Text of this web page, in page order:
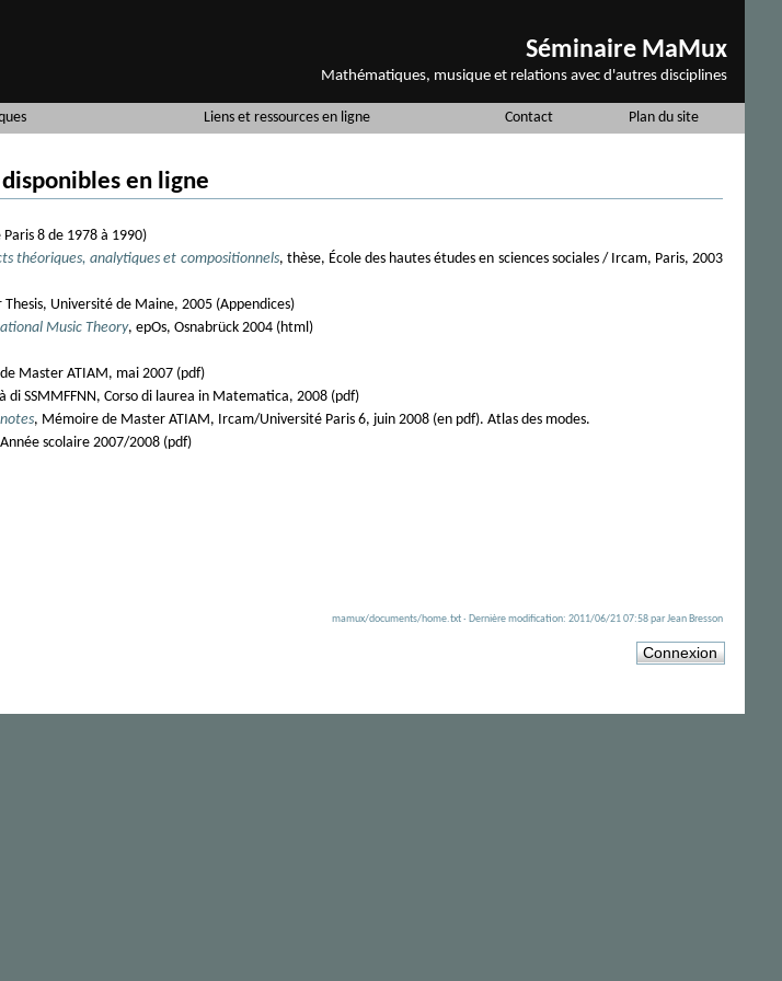
Séminaire MaMux
Mathématiques, musique et relations avec d'autres disciplines
Liens et ressources en ligne Contact Plan du site
en ligne
8 de 1978 à 1990)
théoriques, analytiques et compositionnels, thèse, École des hautes études en sciences sociales / Ircam, Paris, 2003
Université de Maine, 2005 (Appendices)
Music Theory, epOs, Osnabrück 2004 (html)
Master ATIAM, mai 2007 (pdf)
SSMMFFNN, Corso di laurea in Matematica, 2008 (pdf)
, Mémoire de Master ATIAM, Ircam/Université Paris 6, juin 2008 (en pdf). Atlas des modes.
scolaire 2007/2008 (pdf)
mamux/documents/home.txt · Dernière modification: 2011/06/21 07:58 par Jean Bresson